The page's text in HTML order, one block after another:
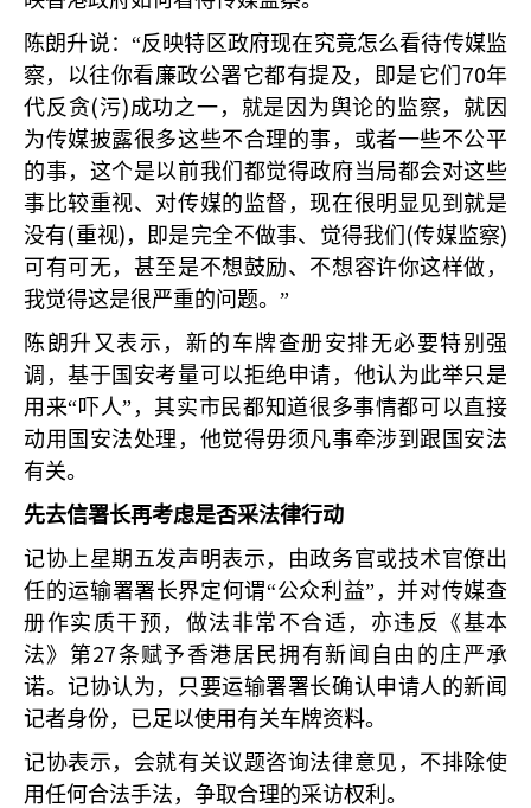
陈朗升说：“反映特区政府现在究竟怎么看待传媒监
察，以往你看廉政公署它都有提及，即是它们 70年
代反贪(污)成功之一，就是因为舆论的监察，就因
为传媒披露很多这些不合理的事，或者一些不公平
的事，这个是以前我们都觉得政府当局都会对这些
事比较重视、对传媒的监督，现在很明显见到就是
没有(重视) ，即是完全不做事、觉得我们 (传媒监察)
可有可无，甚至是不想鼓励、不想容许你这样做，
我觉得这是很严重的问题。”
陈朗升又表示，新的车牌查册安排无必要特别强
调，基于国安考量可以拒绝申请，他认为此举只是
用来“吓人”，其实市民都知道很多事情都可以直接
动用国安法处理，他觉得毋须凡事牵涉到跟国安法
有关。
先去信署长再考虑是否采法律行动
记协上星期五发声明表示，由政务官或技术官僚出
任的运输署署长界定何谓“公众利益”，并对传媒查
册作实质干预，做法非常不合适，亦违反《基本
法》第27条赋予香港居民拥有新闻自由的庄严承
诺。记协认为，只要运输署署长确认申请人的新闻
记者身份，已足以使用有关车牌资料。
记协表示，会就有关议题咨询法律意见，不排除使
用任何合法手法，争取合理的采访权利。